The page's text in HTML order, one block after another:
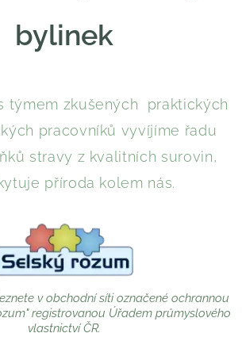
bylinek
týmem zkušených praktických
pracovníků vyvíjíme řadu
stravy z kvalitních surovin,
příroda kolem nás.
v obchodní síti označené ochrannou
registrovanou Úřadem průmyslového
vlastnictví ČR.